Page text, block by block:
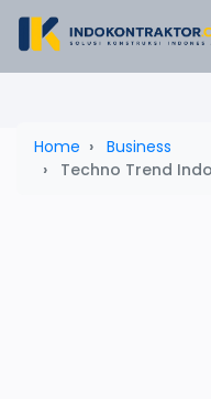
Home
Business
Techno Trend